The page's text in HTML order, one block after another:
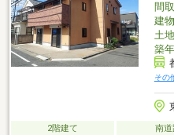
間
建
土
築
その
2階建て 南道